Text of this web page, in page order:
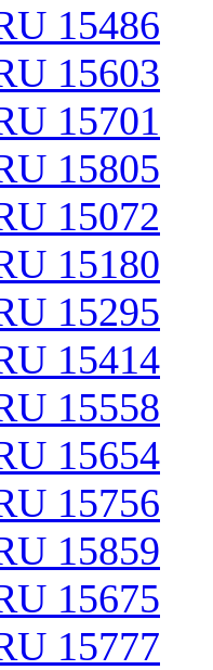
15486
15603
15701
15805
15072
15180
15295
15414
15558
15654
15756
15859
15675
15777